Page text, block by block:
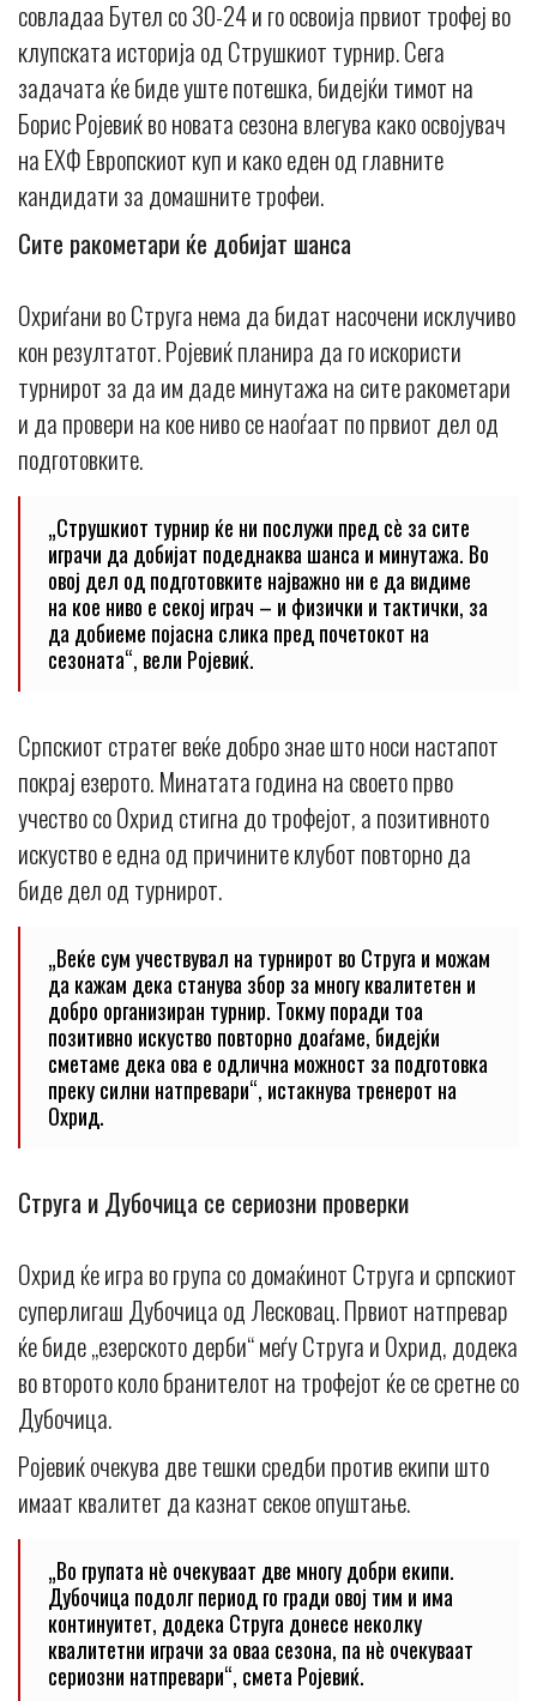
совладаа Бутел со 30-24 и го освоија првиот трофеј во
клупската историја од Струшкиот турнир. Сега
задачата ќе биде уште потешка, бидејќи тимот на
Борис Ројевиќ во новата сезона влегува како освојувач
на ЕХФ Европскиот куп и како еден од главните
кандидати за домашните трофеи.
Сите ракометари ќе добијат шанса
Охриѓани во Струга нема да бидат насочени исклучиво
кон резултатот. Ројевиќ планира да го искористи
турнирот за да им даде минутажа на сите ракометари
и да провери на кое ниво се наоѓаат по првиот дел од
подготовките.
„Струшкиот турнир ќе ни послужи пред сè за сите
играчи да добијат подеднаква шанса и минутажа. Во
овој дел од подготовките најважно ни е да видиме
на кое ниво е секој играч – и физички и тактички, за
да добиеме појасна слика пред почетокот на
сезоната“, вели Ројевиќ.
Српскиот стратег веќе добро знае што носи настапот
покрај езерото. Минатата година на своето прво
учество со Охрид стигна до трофејот, а позитивното
искуство е една од причините клубот повторно да
биде дел од турнирот.
„Веќе сум учествувал на турнирот во Струга и можам
да кажам дека станува збор за многу квалитетен и
добро организиран турнир. Токму поради тоа
позитивно искуство повторно доаѓаме, бидејќи
сметаме дека ова е одлична можност за подготовка
преку силни натпревари“, истакнува тренерот на
Охрид.
Струга и Дубочица се сериозни проверки
Охрид ќе игра во група со домаќинот Струга и српскиот
суперлигаш Дубочица од Лесковац. Првиот натпревар
ќе биде „езерското дерби“ меѓу Струга и Охрид, додека
во второто коло бранителот на трофејот ќе се сретне со
Дубочица.
Ројевиќ очекува две тешки средби против екипи што
имаат квалитет да казнат секое опуштање.
„Во групата нè очекуваат две многу добри екипи.
Дубочица подолг период го гради овој тим и има
континуитет, додека Струга донесе неколку
квалитетни играчи за оваа сезона, па нè очекуваат
сериозни натпревари“, смета Ројевиќ.